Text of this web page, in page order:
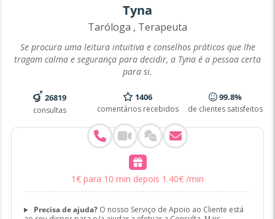
Tyna
Taróloga , Terapeuta
Se procura uma leitura intuitiva e conselhos práticos que lhe
tragam calma e segurança para decidir, a Tyna é a pessoa certa
para si.
26819
consultas
1406
comentários recebidos
99.8%
de clientes satisfeitos
1€ para 10 min depois 1 .40€ /min
Precisa de ajuda?O nosso Serviço de Apoio ao Cliente está